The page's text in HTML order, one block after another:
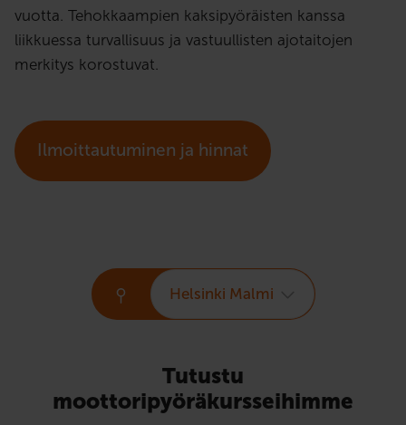
vuotta. Tehokkaampien kaksipyöräisten kanssa
liikkuessa turvallisuus ja vastuullisten ajotaitojen
merkitys korostuvat.
Ilmoittautuminen ja hinnat
Helsinki Malmi
Tutustu
moottoripyöräkursseihimme